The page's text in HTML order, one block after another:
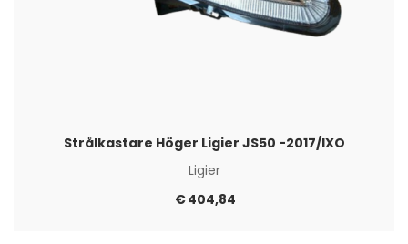
Strålkastare Höger Ligier JS50 -2017/IXO
Ligier
€404,84